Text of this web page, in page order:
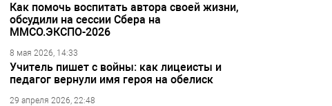
Как помочь воспитать автора своей жизни,
обсудили на сессии Сбера на
ММСО.ЭКСПО-2026
8 мая 2026, 14:33
Учитель пишет с войны: как лицеисты и
педагог вернули имя героя на обелиск
29 апреля 2026, 22:48